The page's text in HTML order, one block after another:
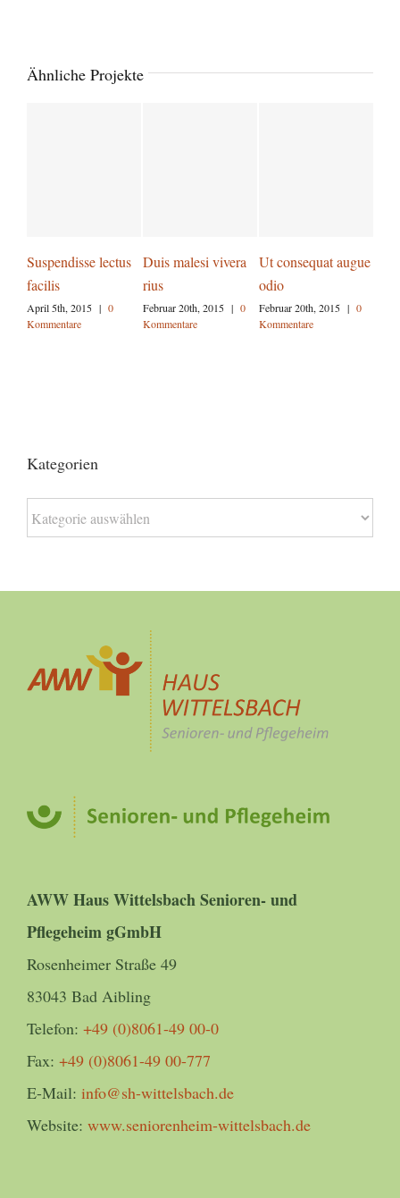
Ähnliche Projekte
Suspendisse lectus
facilis
April 5th, 2015 | 0
Kommentare
Duis malesi vivera
rius
Februar 20th, 2015 | 0
Kommentare
Ut consequat augue
odio
Februar 20th, 2015 | 0
Kommentare
Kategorien
Kategorien
AWW Haus Wittelsbach Senioren- und
Pflegeheim gGmbH
Rosenheimer Straße 49
83043 Bad Aibling
Telefon: +49 (0)8061-49 00-0
Fax: +49 (0)8061-49 00-777
E-Mail: info@sh-wittelsbach.de
Website: www.seniorenheim-wittelsbach.de